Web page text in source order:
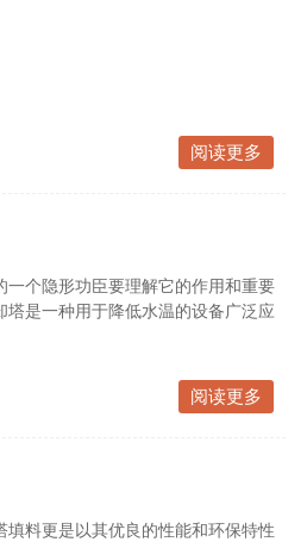
阅读更多
个隐形功臣要理解它的作用和重要
是一种用于降低水温的设备广泛应
阅读更多
料更是以其优良的性能和环保特性